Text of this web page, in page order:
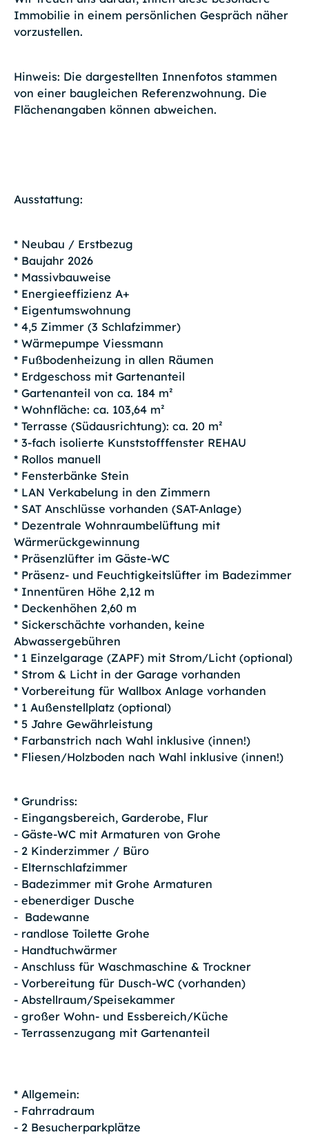
Immobilie in einem persönlichen Gespräch näher
vorzustellen.
Hinweis: Die dargestellten Innenfotos stammen
von einer baugleichen Referenzwohnung. Die
Flächenangaben können abweichen.
Ausstattung:
* Neubau / Erstbezug
* Baujahr 2026
* Massivbauweise
* Energieeffizienz A+
* Eigentumswohnung
* 4,5 Zimmer (3 Schlafzimmer)
* Wärmepumpe Viessmann
* Fußbodenheizung in allen Räumen
* Erdgeschoss mit Gartenanteil
* Gartenanteil von ca. 184 m²
* Wohnfläche: ca. 103,64 m²
* Terrasse (Südausrichtung): ca. 20 m²
* 3-fach isolierte Kunststofffenster REHAU
* Rollos manuell
* Fensterbänke Stein
* LAN Verkabelung in den Zimmern
* SAT Anschlüsse vorhanden (SAT-Anlage)
* Dezentrale Wohnraumbelüftung mit
Wärmerückgewinnung
* Präsenzlüfter im Gäste-WC
* Präsenz- und Feuchtigkeitslüfter im Badezimmer
* Innentüren Höhe 2,12 m
* Deckenhöhen 2,60 m
* Sickerschächte vorhanden, keine
Abwassergebühren
* 1 Einzelgarage (ZAPF) mit Strom/Licht (optional)
* Strom & Licht in der Garage vorhanden
* Vorbereitung für Wallbox Anlage vorhanden
* 1 Außenstellplatz (optional)
* 5 Jahre Gewährleistung
* Farbanstrich nach Wahl inklusive (innen!)
* Fliesen/Holzboden nach Wahl inklusive (innen!)
* Grundriss:
- Eingangsbereich, Garderobe, Flur
- Gäste-WC mit Armaturen von Grohe
- 2 Kinderzimmer / Büro
- Elternschlafzimmer
- Badezimmer mit Grohe Armaturen
- ebenerdiger Dusche
- Badewanne
- randlose Toilette Grohe
- Handtuchwärmer
- Anschluss für Waschmaschine & Trockner
- Vorbereitung für Dusch-WC (vorhanden)
- Abstellraum/Speisekammer
- großer Wohn- und Essbereich/Küche
- Terrassenzugang mit Gartenanteil
* Allgemein:
- Fahrradraum
- 2 Besucherparkplätze